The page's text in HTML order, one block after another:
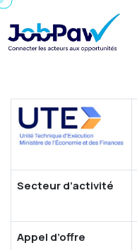
Secteur d’activité
Appel d’offre